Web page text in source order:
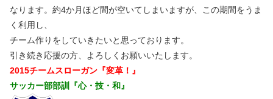
なります。約4か月ほど間が空いてしまいますが、この期間をうま
く利用し、
チーム作りをしていきたいと思っております。
引き続き応援の方、よろしくお願いいたします。
2015チームスローガン『変革！』
サッカー部部訓『心・技・和』